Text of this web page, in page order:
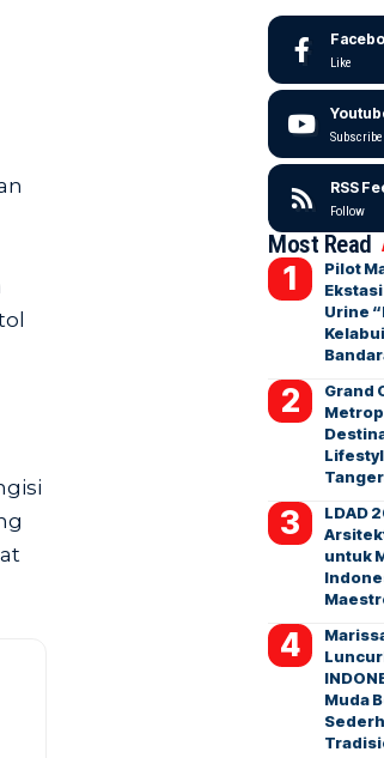
Like
Subscribe
RSS
Follow
Most Read
Pilot
Urine
Grand
LDAD
untuk
Muda